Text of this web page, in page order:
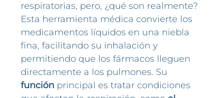
respiratorias, pero, ¿qué son realmente?
Esta herramienta médica convierte los
medicamentos líquidos en una niebla
fina, facilitando su inhalación y
permitiendo que los fármacos lleguen
directamente a los pulmones. Su
función principal es tratar condiciones